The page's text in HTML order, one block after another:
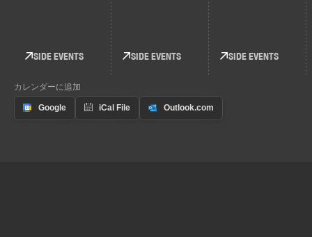
SIDE EVENTS SIDE EVENTS SIDE EVENTS
カレンダーに追加